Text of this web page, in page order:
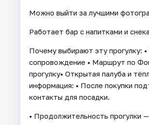
Можно выйти за лучшими
Работает бар с напитками и
Почему выбирают эту прогулку:
сопровождение • Маршрут по
прогулку• Открытая палуба и
информация: • После покупки
контакты для посадки.
• Продолжительность прогулки